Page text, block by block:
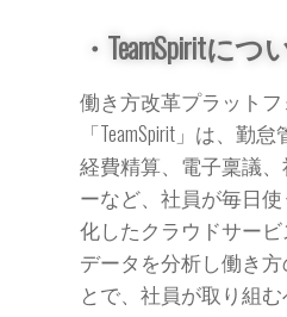
・TeamSpiritにつ
働き方改革プラットフ
「TeamSpirit」は、勤
経費精算、電子稟議、
ーなど、社員が毎日
化したクラウドサー
データを分析し働き
とで、社員が取り組